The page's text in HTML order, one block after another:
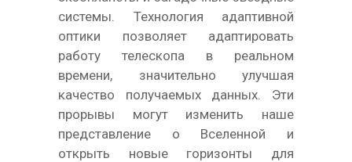
системы. Технология адаптивной
оптики позволяет адаптировать
работу телескопа в реальном
времени, значительно улучшая
качество получаемых данных. Эти
прорывы могут изменить наше
представление о Вселенной и
открыть новые горизонты для